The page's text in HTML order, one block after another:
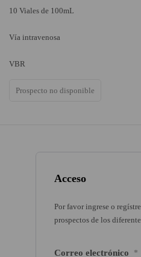
Acceso
Por favor ingrese o
prospectos de los
Correo electrónico *
10 Viales de 100mL
Vía intravenosa
VBR
Prospecto no disponible